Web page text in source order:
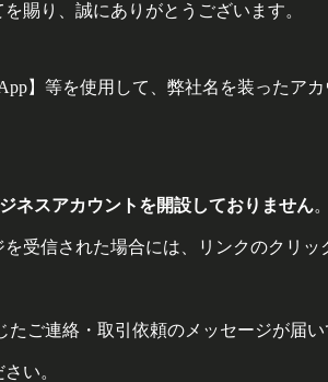
賜り、誠にありがとうございます。
】等を使用して、弊社名を装ったア
ネスアカウントを開設しておりません。
受信された場合には、リンクのクリッ
ご連絡・取引依頼のメッセージが届い
い。